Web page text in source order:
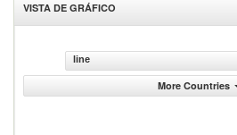
VISTA DE GRÁFICO
line
More Countries